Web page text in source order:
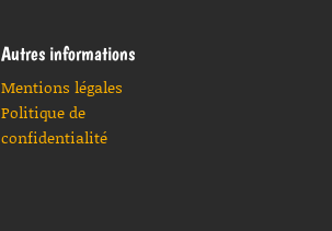
Autres informations
Mentions légales
Politique de
confidentialité